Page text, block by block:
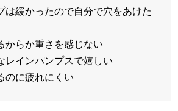
は緩かったので自分で穴をあけた
からか重さを感じない
レインパンプスで嬉しい
のに疲れにくい